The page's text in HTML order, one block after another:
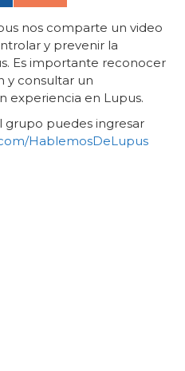
nos comparte un video
y prevenir la
Es importante reconocer
y consultar un
experiencia en Lupus.
grupo puedes ingresar
HablemosDeLupus